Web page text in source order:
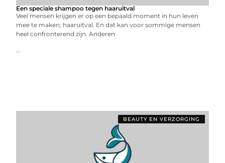
Een speciale shampoo tegen haaruitval
Veel mensen krijgen er op een bepaald moment in hun leven
mee te maken; haaruitval. En dat kan voor sommige mensen
heel confronterend zijn. Anderen
...
BEAUTY EN VERZORGING